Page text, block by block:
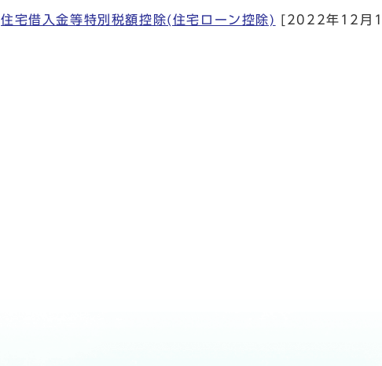
住宅借入金等特別税額控除(住宅ローン控除) [2022年12月